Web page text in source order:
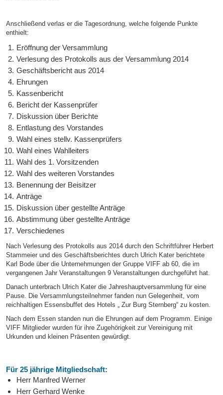
Anschließend verlas er die Tagesordnung, welche folgende Punkte
enthielt:
Eröffnung der Versammlung
Verlesung des Protokolls aus der Versammlung 2014
Geschäftsbericht aus 2014
Ehrungen
Kassenbericht
Bericht der Kassenprüfer
Diskussion über Berichte
Entlastung des Vorstandes
Wahl eines stellv. Kassenprüfers
Wahl eines Wahlleiters
Wahl des 1. Vorsitzenden
Wahl des weiteren Vorstandes
Benennung der Beisitzer
Anträge
Diskussion über gestellte Anträge
Abstimmung über gestellte Anträge
Verschiedenes
Nach Verlesung des Protokolls aus 2014 durch den Schriftführer Herbert
Stammeier und des Geschäftsberichtes durch Ulrich Kater berichtete
Karl Bode über die Unternehmungen der Gruppe VIFF ab 60, die im
vergangenen Jahr Veranstaltungen 9 Veranstaltungen durchgeführt hat.
Danach unterbrach Ulrich Kater die Jahreshauptversammlung für eine
Pause. Die Versammlungsteilnehmer fanden nun Gelegenheit, vom
reichhaltigen Essensbuffet des Hotels „ Zur Burg Sternberg“ zu kosten.
Nach dem Essen standen nun die Ehrungen auf dem Programm. Einige
VIFF Mitglieder wurden für ihre Zugehörigkeit zur Vereinigung mit
Urkunden und kleinen Präsenten gewürdigt.
Für 25 jährige Mitgliedschaft:
Herr Manfred Werner
Herr Gerhard Wenke